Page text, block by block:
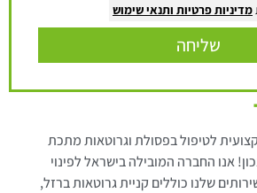
מדיניות פרטיות ותנאי שימוש
שליחה
לטיפול בפסולת וגרוטאות מתכת
אנו החברה המובילה בישראל לפינוי
שלנו כוללים קניית גרוטאות ברזל,